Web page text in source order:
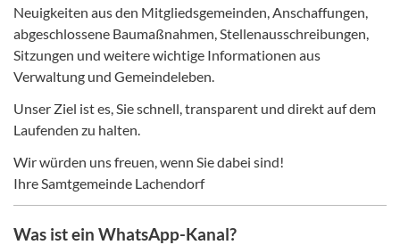
Neuigkeiten aus den Mitgliedsgemeinden, Anschaffungen,
abgeschlossene Baumaßnahmen, Stellenausschreibungen,
Sitzungen und weitere wichtige Informationen aus
Verwaltung und Gemeindeleben.
Unser Ziel ist es, Sie schnell, transparent und direkt auf dem
Laufenden zu halten.
Wir würden uns freuen, wenn Sie dabei sind!
Ihre Samtgemeinde Lachendorf
Was ist ein WhatsApp-Kanal?